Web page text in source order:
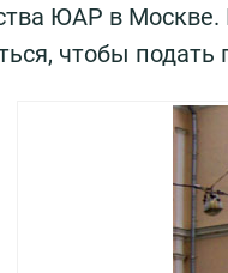
ЮАР в Москве.
чтобы подать